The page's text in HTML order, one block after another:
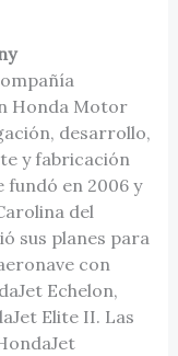
Honda Motor
desarrollo,
y fabricación
fundó en 2006 y
del
sus planes para
con
Echelon,
Elite II. Las